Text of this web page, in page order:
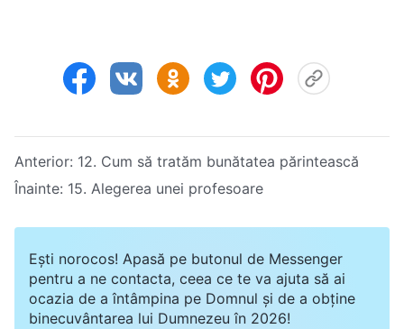
Anterior: 12. Cum să tratăm bunătatea părintească
Înainte: 15. Alegerea unei profesoare
Ești norocos! Apasă pe butonul de Messenger
pentru a ne contacta, ceea ce te va ajuta să ai
ocazia de a întâmpina pe Domnul și de a obține
binecuvântarea lui Dumnezeu în 2026!